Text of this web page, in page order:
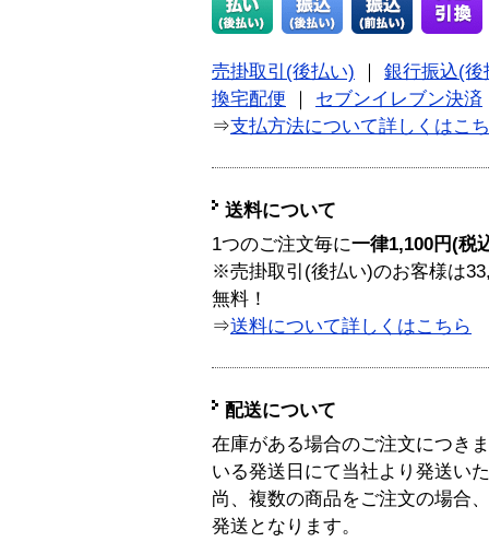
売掛取引(後払い)
銀行振込(後
換宅配便
セブンイレブン決済
⇒支払方法について詳しくはこ
送料について
1つのご注文毎に一律1,100円(税
※売掛取引(後払い)のお客様は
無料！
⇒送料について詳しくはこちら
配送について
在庫がある場合のご注文につき
いる発送日にて当社より発送い
尚、複数の商品をご注文の場合
発送となります。